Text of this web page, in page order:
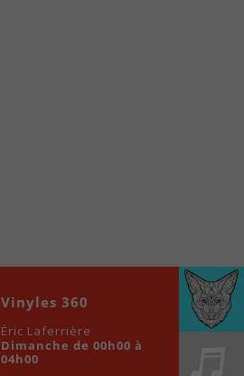
00:00
Vinyles 360
Éric Laferrière
Dimanche de 00h00 à
04h00